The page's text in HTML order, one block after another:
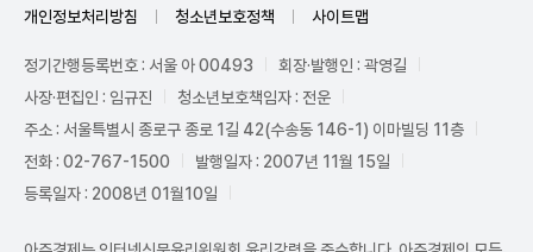
개인정보처리방침 청소년보호정책 사이트맵
정기간행등록번호 : 서울 아 00493
회장·발행인 : 곽영길
사장·편집인 : 임규진
청소년보호책임자 : 전운
주소 : 서울특별시 종로구 종로 1길 42(수송동 146-1) 이마빌딩 11층
전화 : 02-767-1500
발행일자 : 2007년 11월 15일
등록일자 : 2008년 01월10일